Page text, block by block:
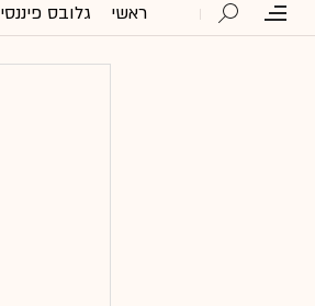
ראשי גלובס פיננסי